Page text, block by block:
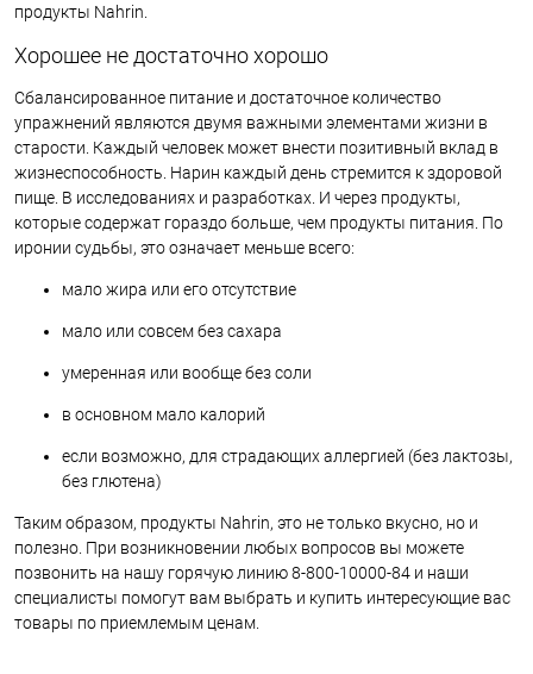
продукты Nahrin.
Хорошее не достаточно хорошо
Сбалансированное питание и достаточное количество
упражнений являются двумя важными элементами жизни в
старости. Каждый человек может внести позитивный вклад в
жизнеспособность. Нарин каждый день стремится к здоровой
пище. В исследованиях и разработках. И через продукты,
которые содержат гораздо больше, чем продукты питания. По
иронии судьбы, это означает меньше всего:
мало жира или его отсутствие
мало или совсем без сахара
умеренная или вообще без соли
в основном мало калорий
если возможно, для страдающих аллергией (без лактозы,
без глютена)
Таким образом, продукты Nahrin, это не только вкусно, но и
полезно. При возникновении любых вопросов вы можете
позвонить на нашу горячую линию 8-800-10000-84 и наши
специалисты помогут вам выбрать и купить интересующие вас
товары по приемлемым ценам.